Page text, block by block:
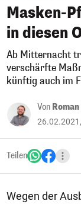
Masken-
in diesen
Ab Mitternacht
verschärfte
künftig auch im
Von
Teilen
Wegen der